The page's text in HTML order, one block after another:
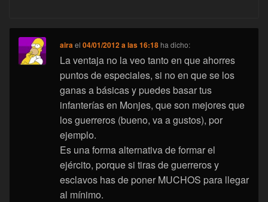
airael04/01/2012 a las 16:18 ha dicho:
La ventaja no la veo tanto en que ahorres
puntos de especiales, si no en que se los
ganas a básicas y puedes basar tus
infanterías en Monjes, que son mejores que
los guerreros (bueno, va a gustos), por
ejemplo.
Es una forma alternativa de formar el
ejército, porque si tiras de guerreros y
esclavos has de poner MUCHOS para llegar
al mínimo.